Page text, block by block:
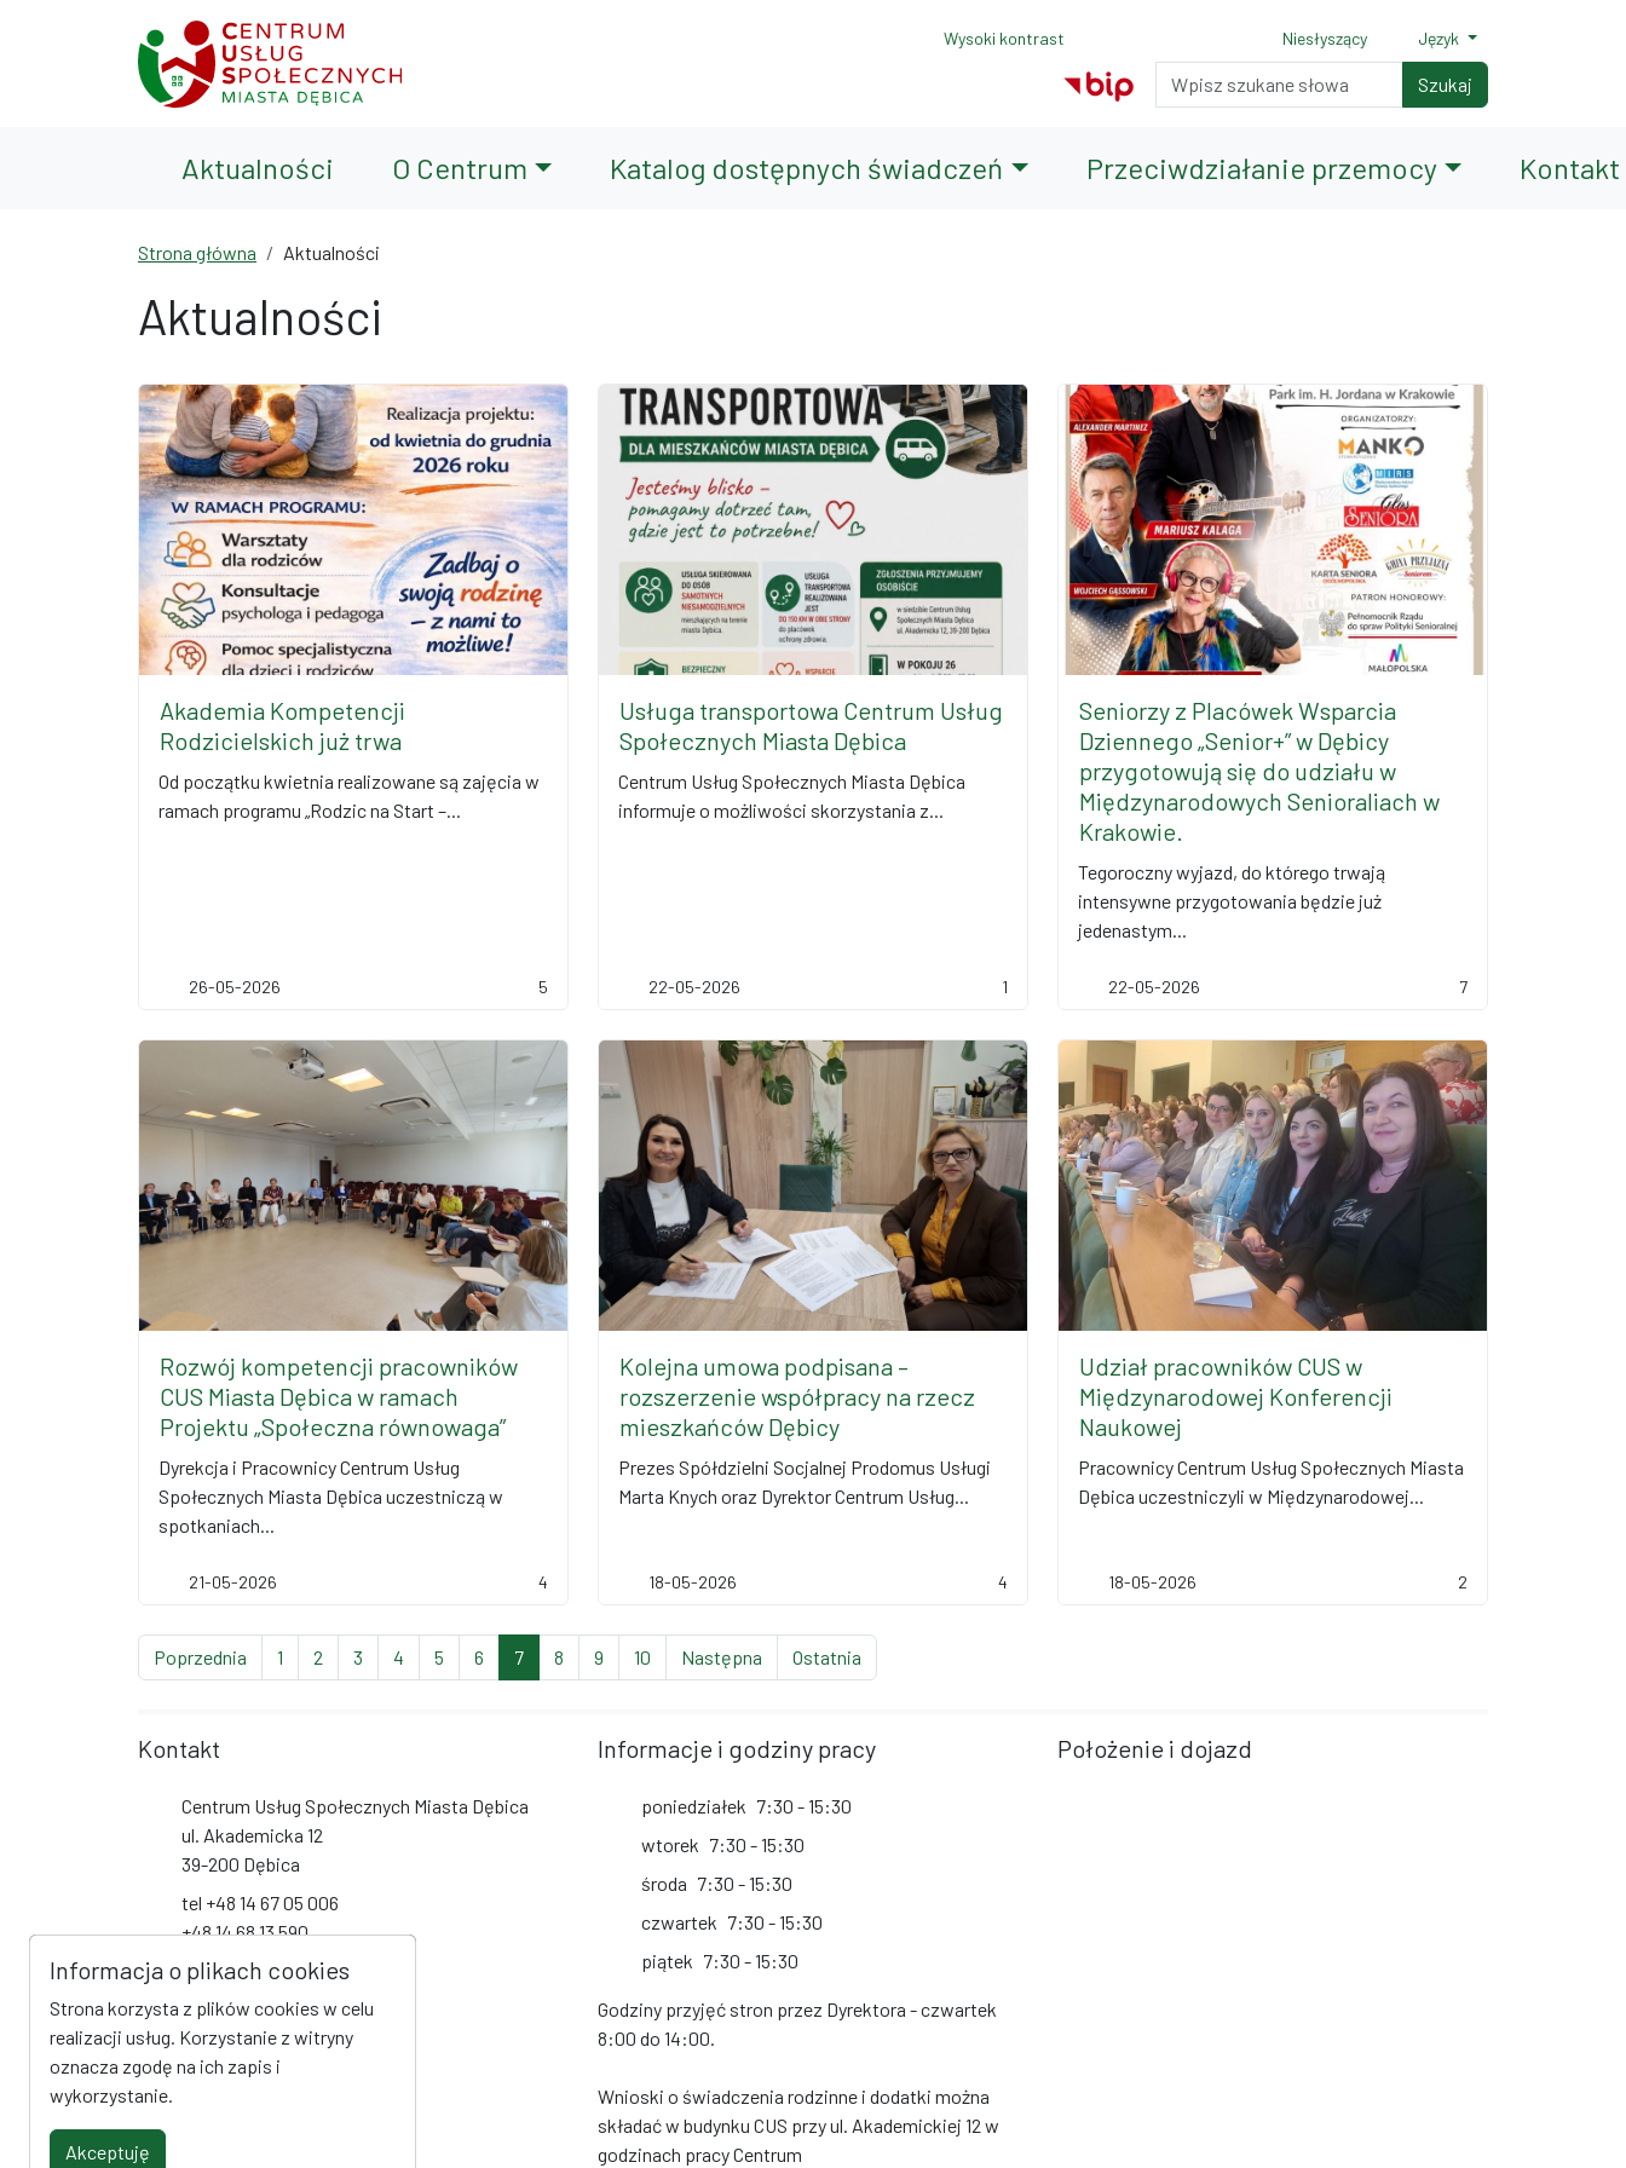
Przejdź do wyszukiwarki
Wysoki kontrast
Normalny rozmiar czcionki
Rozmiar czcionki 150%
Rozmiar czcionki 200%
Niesłyszący Język
Wyszukiwarka Szukaj
Aktualności O Centrum Katalog dostępnych świadczeń Przeciwdziałanie przemocy Kontakt
Strona główna Aktualności
Aktualności
Akademia Kompetencji
Rodzicielskich już trwa
Od początku kwietnia realizowane są zajęcia w
ramach programu „Rodzic na Start –...
26-05-2026 5
Usługa transportowa Centrum Usług
Społecznych Miasta Dębica
Centrum Usług Społecznych Miasta Dębica
informuje o możliwości skorzystania z...
22-05-2026 1
Seniorzy z Placówek Wsparcia
Dziennego „Senior+” w Dębicy
przygotowują się do udziału w
Międzynarodowych Senioraliach w
Krakowie.
Tegoroczny wyjazd, do którego trwają
intensywne przygotowania będzie już
jedenastym...
22-05-2026 7
Rozwój kompetencji pracowników
CUS Miasta Dębica w ramach
Projektu „Społeczna równowaga”
Dyrekcja i Pracownicy Centrum Usług
Społecznych Miasta Dębica uczestniczą w
spotkaniach...
21-05-2026 4
Kolejna umowa podpisana –
rozszerzenie współpracy na rzecz
mieszkańców Dębicy
Prezes Spółdzielni Socjalnej Prodomus Usługi
Marta Knych oraz Dyrektor Centrum Usług...
18-05-2026 4
Udział pracowników CUS w
Międzynarodowej Konferencji
Naukowej
Pracownicy Centrum Usług Społecznych Miasta
Dębica uczestniczyli w Międzynarodowej...
18-05-2026 2
Poprzednia strona
1 strona
2 strona
3 strona
4 strona
5 strona
6 strona
7(bieżąca strona)
8 strona
9 strona
10 stronaNastępna stronaOstatnia
Kontakt
Centrum Usług Społecznych Miasta Dębica
ul. Akademicka 12
39-200 Dębica
tel +48 14 67 05 006
+48 14 68 13 590
+48 14 68 13 591
+48 14 68 19 093
biuro@cus-debica.pl
Social Media
Informacje i godziny pracy
poniedziałek 7:30 - 15:30
wtorek 7:30 - 15:30
środa 7:30 - 15:30
czwartek 7:30 - 15:30
piątek 7:30 - 15:30
Godziny przyjęć stron przez Dyrektora - czwartek
8:00 do 14:00.
Wnioski o świadczenia rodzinne i dodatki można
składać w budynku CUS przy ul. Akademickiej 12 w
godzinach pracy Centrum
Położenie i dojazd
Informacja o plikach cookies
Strona korzysta z plików cookies w celu
realizacji usług. Korzystanie z witryny
oznacza zgodę na ich zapis i
wykorzystanie.
Akceptuję